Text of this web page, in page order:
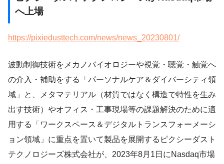
へ上場
https://pixiedusttech.com/news/news_20230801/
波動制御技術をメカノバイオロジーや視覚・聴覚・触覚へ
の介入・補助をする「パーソナルケア＆ダイバーシティ領
域」と、メタマテリアル（材質ではなく構造で特性を生み
出す技術）やオフィス・工事現場等の課題解決のために適
用する「ワークスペース＆デジタルトランスフォーメーシ
ョン領域」に重点を置いて製品を展開するピクシーダスト
テクノロジーズ株式会社が、2023年8月1日にNasdaq市場